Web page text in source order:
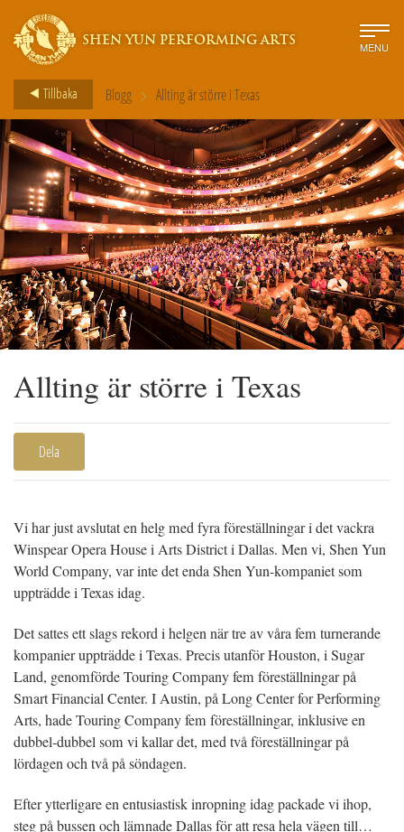
SHEN YUN PERFORMING ARTS MENU
Tillbaka Blogg > Allting är större i Texas
Allting är större i Texas
Dela
Vi har just avslutat en helg med fyra föreställningar i det vackra
Winspear Opera House i Arts District i Dallas. Men vi, Shen Yun
World Company, var inte det enda Shen Yun-kompaniet som
uppträdde i Texas idag.
Det sattes ett slags rekord i helgen när tre av våra fem turnerande
kompanier uppträdde i Texas. Precis utanför Houston, i Sugar
Land, genomförde Touring Company fem föreställningar på
Smart Financial Center. I Austin, på Long Center for Performing
Arts, hade Touring Company fem föreställningar, inklusive en
dubbel-dubbel som vi kallar det, med två föreställningar på
lördagen och två på söndagen.
Efter ytterligare en entusiastisk inropning idag packade vi ihop,
steg på bussen och lämnade Dallas för att resa hela vägen till…